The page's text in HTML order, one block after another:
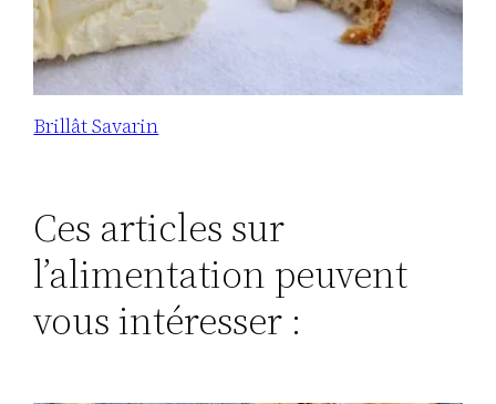
Brillât Savarin
Ces articles sur
l’alimentation peuvent
vous intéresser :